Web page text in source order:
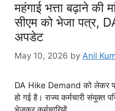
महंगाई भत्ता बढ़ाने की
सीएम को भेजा पत्र,
अपडेट
May 10, 2026 by Anil
DA Hike Demand को लेकर
हो गई है। राज्य कर्मचारी संयुक्त